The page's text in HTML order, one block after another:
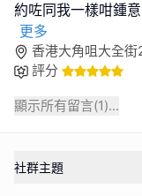
約咗同我一樣咁鍾
更多
香港大角咀大全街
評分
顯示所有留言(1)...
社群主題